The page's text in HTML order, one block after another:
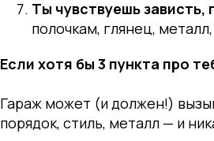
Ты чувствуешь
полочкам, глянец,
Если хотя бы 3 пункта про
Гараж может (и должен!)
порядок, стиль, металл — и